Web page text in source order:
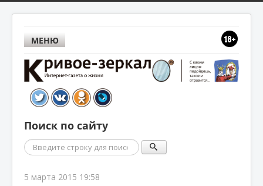
МЕНЮ
Поиск по сайту
Поиск
5 марта 2015 19:58